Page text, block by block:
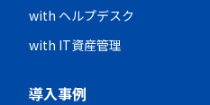
with ヘルプデスク
with IT資産管理
導入事例